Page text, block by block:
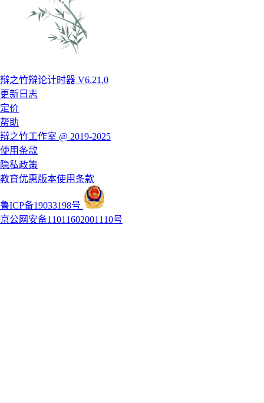
辩之竹辩论计时器 V6.21.0
更新日志
定价
帮助
辩之竹工作室 @ 2019-2025
使用条款
隐私政策
教育优惠版本使用条款
鲁ICP备19033198号
京公网安备11011602001110号